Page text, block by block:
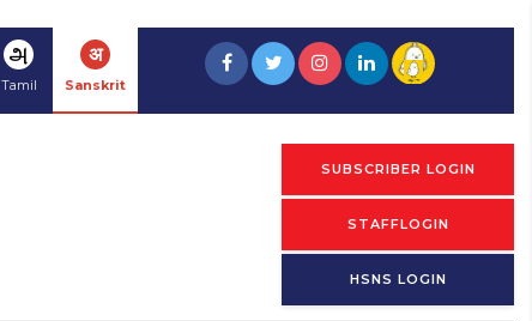
அ
Tamil
अ
Sanskrit
SUBSCRIBER LOGIN
STAFFLOGIN
HSNS LOGIN